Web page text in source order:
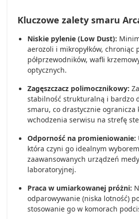
Kluczowe zalety smaru
Niskie pylenie (Low Dust):
aerozoli i mikropyłków, chroniąc
półprzewodników, wafli
optycznych.
Zagęszczacz polimocznikowy:
stabilność strukturalną i bardzo
smaru, co drastycznie ogranicza
wchodzenia serwisu na strefę
Odporność na promieniowanie:
która czyni go idealnym
zaawansowanych urządzeń
laboratoryjnej.
Praca w umiarkowanej próżni:
odparowywanie (niska lotność)
stosowanie go w komorach